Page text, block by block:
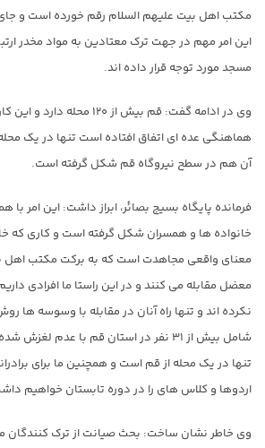
مکتب اهل بیت علیهم السلام رقم خورده است و
این امر مهم در جهت ترک معتادین به مواد مخدر
مسجد مورد توجه قرار داده اند.
وی در ادامه گفت: قم بیش از
هماهنگی عده ای اتفاق افتاده است تنها در یک
آن هم در سطح نیروگاه قم شکل گرفته است.
فرمانده پایگاه بسیج بصائر، ابراز داشت: این امر
خانواده ها و همسران شکل گرفته است و کاری که
معنای واقعی مجاهدت است که به برکت مکتب اهل
نکرده اند و تنها راه آنان در مقابله با وسوسه ها
شامل بیش از ۳۱ نفر در استان قم با عدم
تنها در یک محله از قم است و همچنین ما برای
اردوها و کلاس های را در دوره تابستان خواهیم
وی خاطر نشان ساخت: بحث صیانت از ترک کنندگان